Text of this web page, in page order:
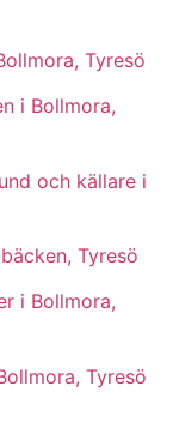
Tyresö
i Bollmora,
och källare i
Tyresö
i Bollmora,
Tyresö